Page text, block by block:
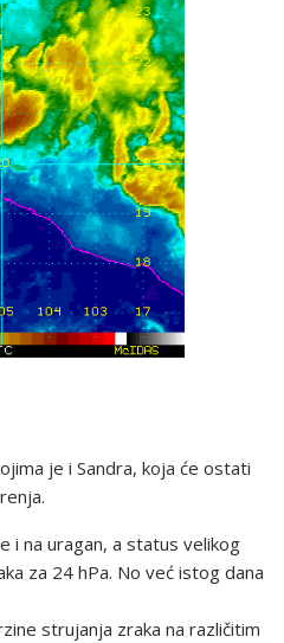
je i Sandra, koja će ostati
i na uragan, a status velikog
za 24 hPa. No već istog dana
strujanja zraka na različitim